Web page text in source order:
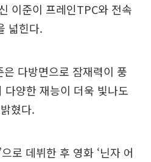
이준이 프레인TPC와 전속
넓힌다.
다방면으로 잠재력이 풍
다양한 재능이 더욱 빛나도
혔다.
로 데뷔한 후 영화 ‘닌자 어